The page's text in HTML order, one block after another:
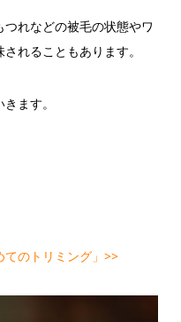
れなどの被毛の状態やワ
れることもあります。
ます。
のトリミング」>>